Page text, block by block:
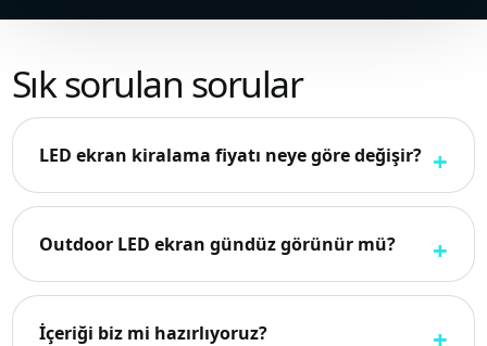
Sık sorulan sorular
LED ekran kiralama fiyatı neye göre değişir?
Outdoor LED ekran gündüz görünür mü?
İçeriği biz mi hazırlıyoruz?